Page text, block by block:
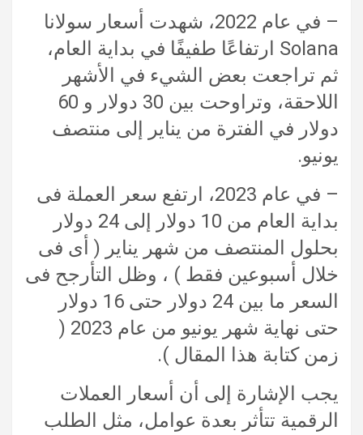
– في عام 2022، شهدت أسعار سولانا
Solana ارتفاعًا طفيفًا في بداية العام،
ثم تراجعت بعض الشيء في الأشهر
اللاحقة، وتراوحت بين 30 دولار و 60
دولار في الفترة من يناير إلى منتصف
يونيو.
– في عام 2023، ارتفع سعر العملة فى
بداية العام من 10 دولار إلى 24 دولار
بحلول المنتصف من شهر يناير ( أى فى
خلال أسبوعين فقط ) ، وظل التأرجح فى
السعر ما بين 24 دولار حتى 16 دولار
حتى نهاية شهر يونيو من عام 2023 (
زمن كتابة هذا المقال ).
يجب الإشارة إلى أن أسعار العملات
الرقمية تتأثر بعدة عوامل، مثل الطلب